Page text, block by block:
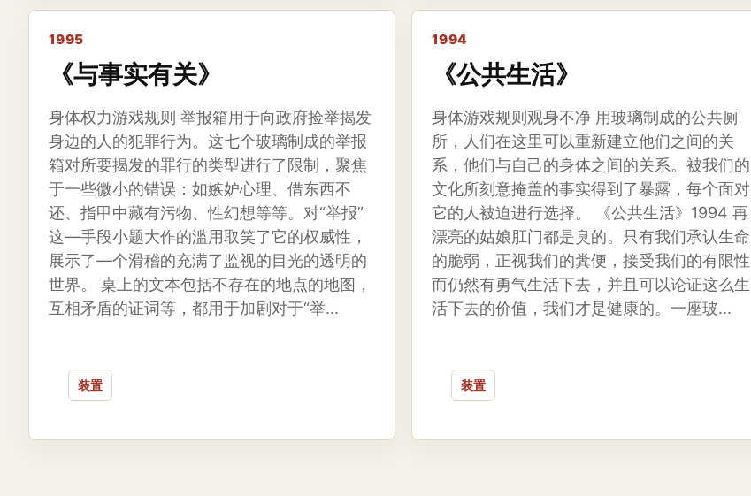
1995
《与事实有关》
身体权力游戏规则 举报箱用于向政府捡举揭发
身边的人的犯罪行为。这七个玻璃制成的举报
箱对所要揭发的罪行的类型进行了限制，聚焦
于一些微小的错误：如嫉妒心理、借东西不
还、指甲中藏有污物、性幻想等等。对“举报”
这—手段小题大作的滥用取笑了它的权威性，
展示了—个滑稽的充满了监视的目光的透明的
世界。 桌上的文本包括不存在的地点的地图，
互相矛盾的证词等，都用于加剧对于“举...
装置
1994
《公共生活》
身体游戏规则观身不净 用玻璃制成的公共厕
所，人们在这里可以重新建立他们之间的关
系，他们与自己的身体之间的关系。被我们的
文化所刻意掩盖的事实得到了暴露，每个面对
它的人被迫进行选择。 《公共生活》1994 再
漂亮的姑娘肛门都是臭的。只有我们承认生命
的脆弱，正视我们的糞便，接受我们的有限性
而仍然有勇气生活下去，并且可以论证这么生
活下去的价值，我们才是健康的。一座玻...
装置